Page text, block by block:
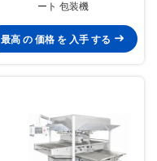
ート 包装機
最高 の 価格 を 入手 する